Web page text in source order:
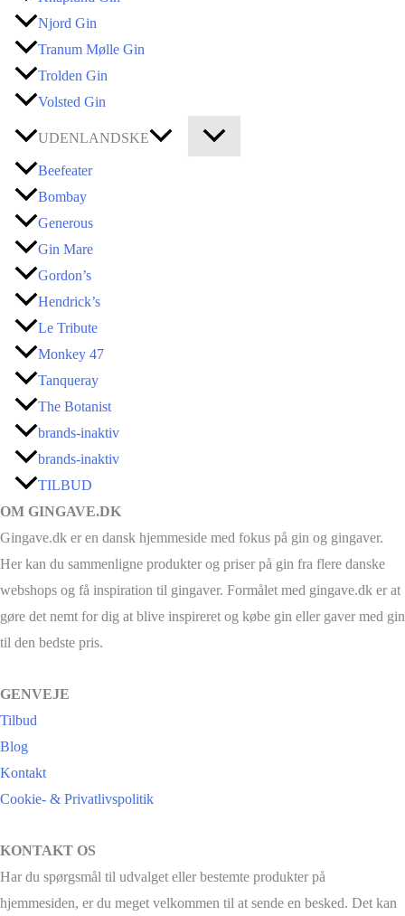
Njord Gin
Tranum Mølle Gin
Trolden Gin
Volsted Gin
UDENLANDSKE
Beefeater
Bombay
Generous
Gin Mare
Gordon’s
Hendrick’s
Le Tribute
Monkey 47
Tanqueray
The Botanist
brands-inaktiv
brands-inaktiv
TILBUD
OM GINGAVE.DK
Gingave.dk er en dansk hjemmeside med fokus på gin og gingaver.
Her kan du sammenligne produkter og priser på gin fra flere danske
webshops og få inspiration til gingaver. Formålet med gingave.dk er at
gøre det nemt for dig at blive inspireret og købe gin eller gaver med gin
til den bedste pris.
GENVEJE
Tilbud
Blog
Kontakt
Cookie- & Privatlivspolitik
KONTAKT OS
Har du spørgsmål til udvalget eller bestemte produkter på
hjemmesiden, er du meget velkommen til at sende en besked. Det kan